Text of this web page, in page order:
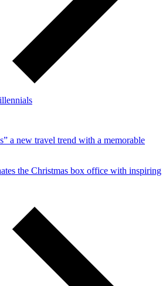
a new travel trend with a memorable
the Christmas box office with inspiring